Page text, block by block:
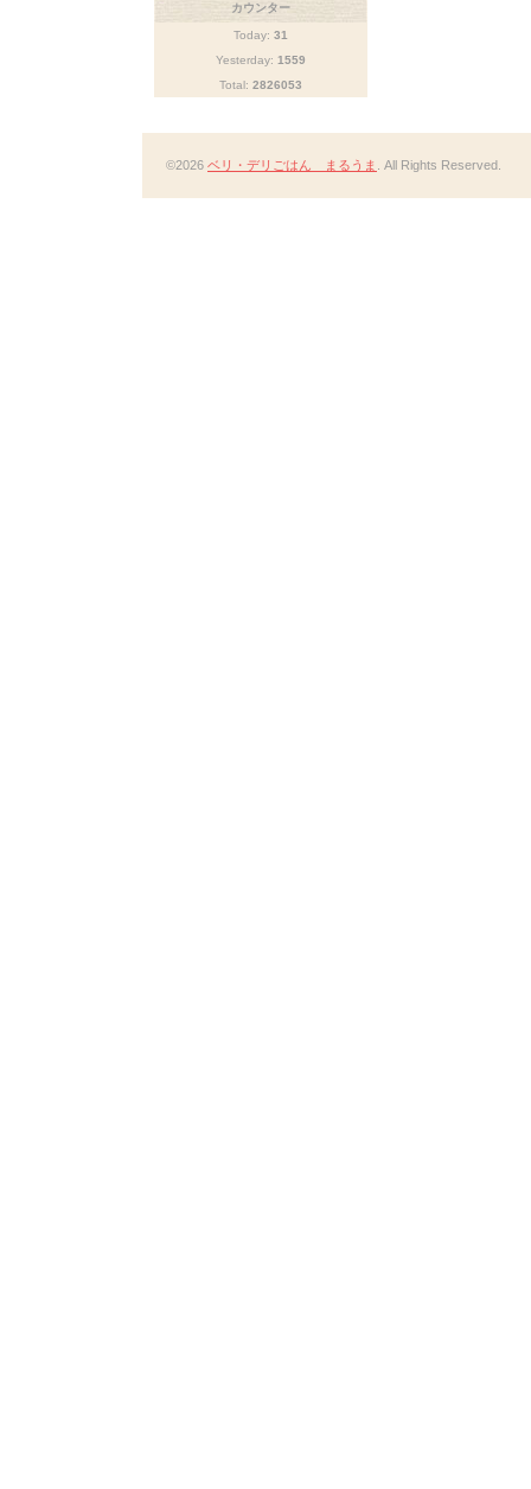
カウンター
Today: 31
Yesterday: 1559
Total: 2826053
©2026 ベリ・デリごはん まるうま . All Rights Reserved.